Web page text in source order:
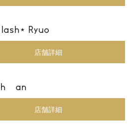
Ryuo
店舗詳細
an
店舗詳細